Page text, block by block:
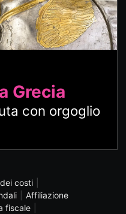
Grecia
con orgoglio
costi
Affiliazione
fiscale